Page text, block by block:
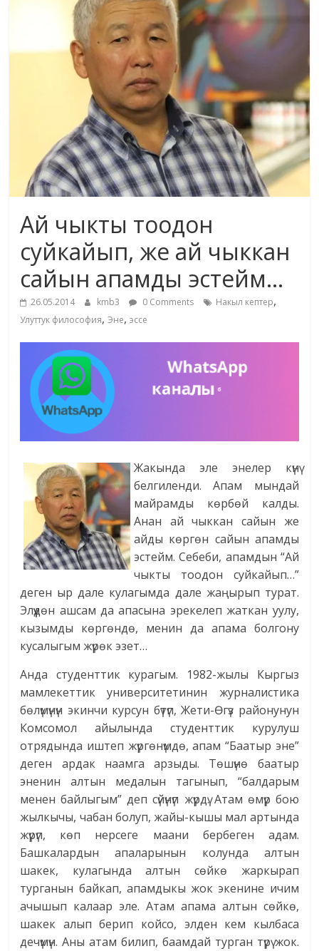
маданияты
адабияты
Ай чыкты тоодон
суйкайып, же ай чыккан
сайын апамды эстейм…
26.05.2014 kmb3 0 Comments Накыл кептер,
Улуттук философия,Эне,эссе
Жакында эле энелер күнү
белгиленди. Апам мындай
майрамды көрбөй калды.
Анан ай чыккан сайын же
айды көргөн сайын апамды
эстейм. Себеби, апамдын “Ай
чыкты тоодон суйкайып…”
деген ыр дале кулагымда дале жаңырып турат.
Элүүдөн ашсам да апасына эрекелеп жаткан уулу,
кызымды көргөндө, менин да апама болгону
кусалыгым жүрөк эзет…
Анда студенттик курагым. 1982-жылы Кыргыз
мамлекеттик университетинин журналистика
бөлүмүнүн экинчи курсун бүтүп, Жети-Өгүз районунун
Комсомол айылында студенттик курулуш
отрядында иштеп жүргөнүмдө, апам “Баатыр эне”
деген ардак наамга арзыды. Төшүнө баатыр
эненин алтын медалын тагынып, “балдарым
менен байлыгым” деп сүйүнүп жүрдү. Атам өмүр бою
жылкычы, чабан болуп, жайы-кышы мал артында
жүрүп, көп нерсеге маани бербеген адам.
Башкалардын апаларынын колунда алтын
шакек, кулагында алтын сөйкө жаркырап
турганын байкап, апамдыкы жок экенине ичим
ачышып калаар эле. Атам апама алтын сөйкө,
шакек алып берип койсо, элден кем кылбаса
дечүмүн. Аны атам билип, баамдай турган түрү жок.